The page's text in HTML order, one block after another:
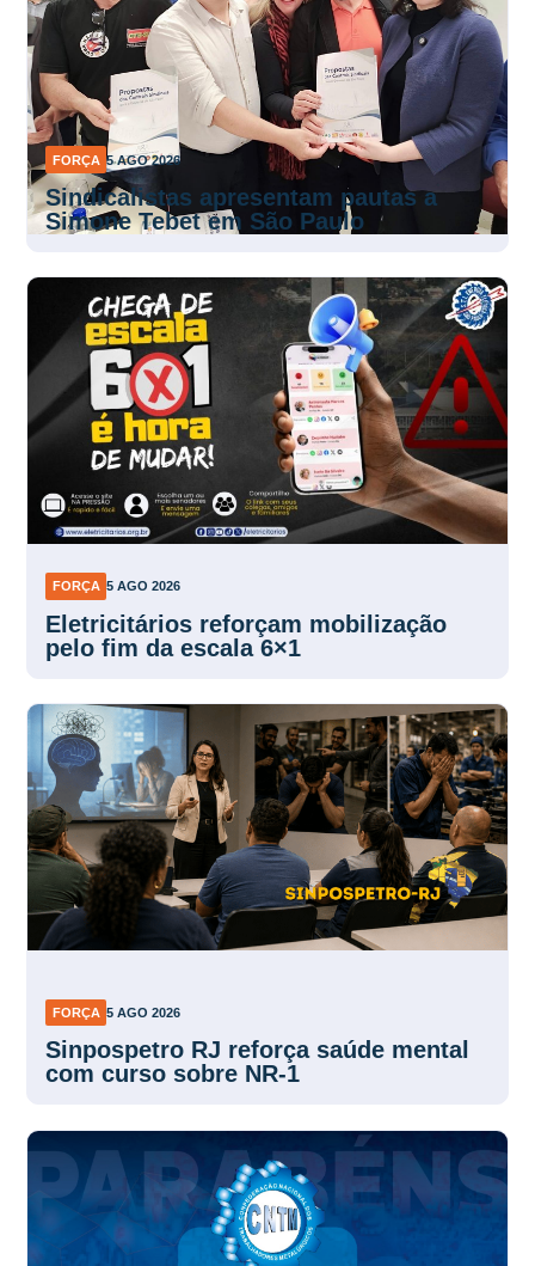
FORÇA 5 AGO 2026
Sindicalistas apresentam pautas a
Simone Tebet em São Paulo
FORÇA 5 AGO 2026
Eletricitários reforçam mobilização
pelo fim da escala 6×1
FORÇA 5 AGO 2026
Sinpospetro RJ reforça saúde mental
com curso sobre NR-1